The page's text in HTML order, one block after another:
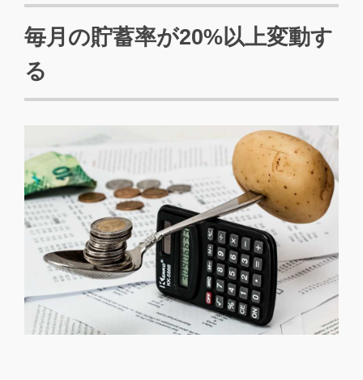
毎月の貯蓄率が20%以上変動す
る